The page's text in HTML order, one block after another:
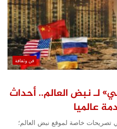
فن وثقافة
لـ نبض العالم.. أحداث
عالميا
تصريحات خاصة لموقع نبض العالم؛